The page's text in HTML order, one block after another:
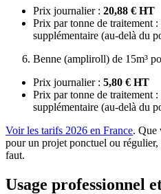
Prix journalier : 20,88 € HT
Prix par tonne de traitement :
supplémentaire (au-delà du
Benne (ampliroll) de 15m³
Prix journalier : 5,80 € HT
Prix par tonne de traitement :
supplémentaire (au-delà du
Voir les tarifs 2026 en France. Que
pour un projet ponctuel ou
faut.
Usage professionnel